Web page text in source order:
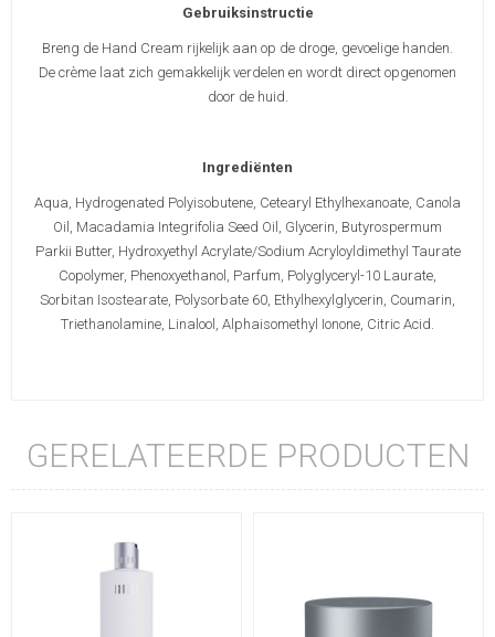
Gebruiksinstructie
Breng de Hand Cream rijkelijk aan op de droge, gevoelige handen.
De crème laat zich gemakkelijk verdelen en wordt direct opgenomen
door de huid.
Ingrediënten
Aqua, Hydrogenated Polyisobutene, Cetearyl Ethylhexanoate, Canola
Oil, Macadamia Integrifolia Seed Oil, Glycerin, Butyrospermum
Parkii Butter, Hydroxyethyl Acrylate/Sodium Acryloyldimethyl Taurate
Copolymer, Phenoxyethanol, Parfum, Polyglyceryl-10 Laurate,
Sorbitan Isostearate, Polysorbate 60, Ethylhexylglycerin, Coumarin,
Triethanolamine, Linalool, Alphaisomethyl Ionone, Citric Acid.
GERELATEERDE PRODUCTEN